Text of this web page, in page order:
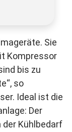
Sie
Kompressor
bis zu
so
Ideal ist die
Der
Kühlbedarf